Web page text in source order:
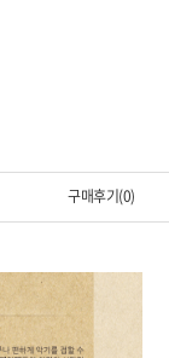
구매후기(0)